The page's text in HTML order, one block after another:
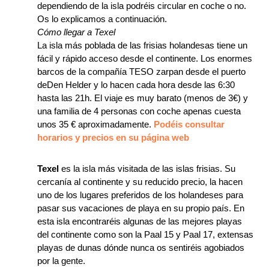
dependiendo de la isla podréis circular en coche o no.
Os lo explicamos a continuación.
Cómo llegar a Texel
La isla más poblada de las frisias holandesas tiene un
fácil y rápido acceso desde el continente. Los enormes
barcos de la compañía TESO zarpan desde el puerto
deDen Helder y lo hacen cada hora desde las 6:30
hasta las 21h. El viaje es muy barato (menos de 3€) y
una familia de 4 personas con coche apenas cuesta
unos 35 € aproximadamente. Podéis consultar
horarios y precios en su página web
Texel es la isla más visitada de las islas frisias. Su
cercanía al continente y su reducido precio, la hacen
uno de los lugares preferidos de los holandeses para
pasar sus vacaciones de playa en su propio país. En
esta isla encontraréis algunas de las mejores playas
del continente como son la Paal 15 y Paal 17, extensas
playas de dunas dónde nunca os sentiréis agobiados
por la gente.